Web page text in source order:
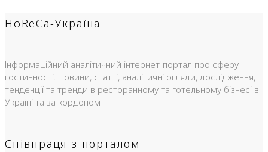
HoReCa-Україна
Інформаційний аналітичний інтернет-портал про сферу
гостинності. Новини, статті, аналітичні огляди, дослідження,
тенденції та тренди в ресторанному та готельному бізнесі в
Україні та за кордоном
Співпраця з порталом